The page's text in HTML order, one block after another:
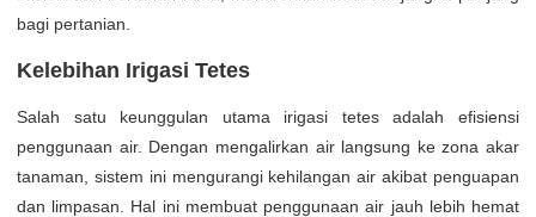
bagi pertanian.
Kelebihan Irigasi Tetes
Salah satu keunggulan utama irigasi tetes adalah efisiensi
penggunaan air. Dengan mengalirkan air langsung ke zona akar
tanaman, sistem ini mengurangi kehilangan air akibat penguapan
dan limpasan. Hal ini membuat penggunaan air jauh lebih hemat